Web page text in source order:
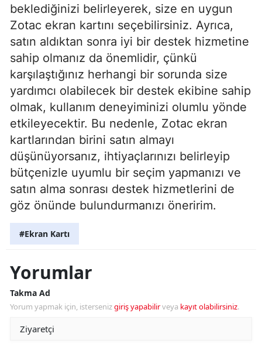
beklediğinizi belirleyerek, size en uygun
Zotac ekran kartını seçebilirsiniz. Ayrıca,
satın aldıktan sonra iyi bir destek hizmetine
sahip olmanız da önemlidir, çünkü
karşılaştığınız herhangi bir sorunda size
yardımcı olabilecek bir destek ekibine sahip
olmak, kullanım deneyiminizi olumlu yönde
etkileyecektir. Bu nedenle, Zotac ekran
kartlarından birini satın almayı
düşünüyorsanız, ihtiyaçlarınızı belirleyip
bütçenizle uyumlu bir seçim yapmanızı ve
satın alma sonrası destek hizmetlerini de
göz önünde bulundurmanızı öneririm.
#Ekran Kartı
Yorumlar
Takma Ad
Yorum yapmak için, istersenizgiriş yapabilirveya kayıt olabilirsiniz.